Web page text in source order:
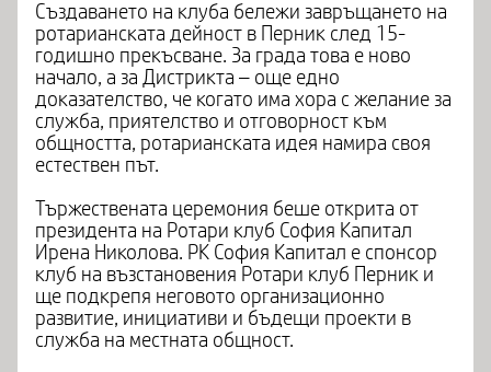
Създаването на клуба бележи завръщането на
ротарианската дейност в Перник след 15-
годишно прекъсване. За града това е ново
начало, а за Дистрикта – още едно
доказателство, че когато има хора с желание за
служба, приятелство и отговорност към
общността, ротарианската идея намира своя
естествен път.
Тържествената церемония беше открита от
президента на Ротари клуб София Капитал
Ирена Николова. РК София Капитал е спонсор
клуб на възстановения Ротари клуб Перник и
ще подкрепя неговото организационно
развитие, инициативи и бъдещи проекти в
служба на местната общност.